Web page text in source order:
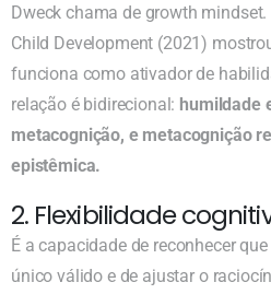
Dweck chama de growth
Child Development (2021)
funciona como ativador de
relação é bidirecional: humildade
metacognição, e metacognição
epistêmica.
2. Flexibilidade
É a capacidade de reconhecer
único válido e de ajustar o